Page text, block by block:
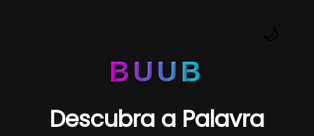
BUUB
Descubra a Palavra